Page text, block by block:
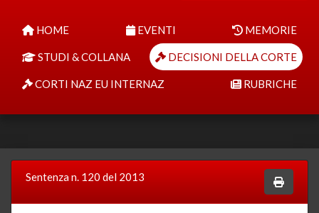
HOME EVENTI MEMORIE
STUDI & COLLANA DECISIONI DELLA CORTE
CORTI NAZ EU INTERNAZ RUBRICHE
Sentenza n. 120 del 2013